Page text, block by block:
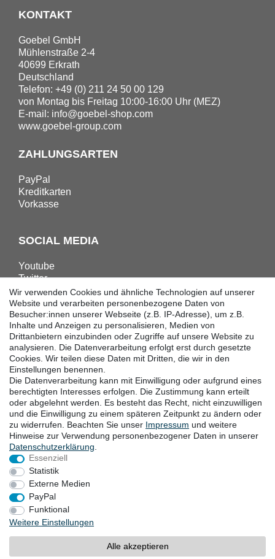
KONTAKT
Goebel GmbH
Mühlenstraße 2-4
40699 Erkrath
Deutschland
Telefon: +49 (0) 211 24 50 00 129
von Montag bis Freitag 10:00-16:00 Uhr (MEZ)
E-mail: info@goebel-shop.com
www.goebel-group.com
ZAHLUNGSARTEN
PayPal
Kreditkarten
Vorkasse
SOCIAL MEDIA
Youtube
Twitter
Linkedin
Facebook
Instagram
DOWNLOADS
Kataloge
Technik
Zertifikate
Studien
Promotion
STANDORTE
Widerrufsrecht
Datenschutzerklärung
Barrierefreiheitserklärung
Wir verwenden Cookies und ähnliche Technologien auf unserer
Website und verarbeiten personenbezogene Daten von
Besucher:innen unserer Webseite (z.B. IP-Adresse), um z.B.
Inhalte und Anzeigen zu personalisieren, Medien von
Drittanbietern einzubinden oder Zugriffe auf unsere Website zu
analysieren. Die Datenverarbeitung erfolgt erst durch gesetzte
Cookies. Wir teilen diese Daten mit Dritten, die wir in den
Einstellungen benennen.
Die Datenverarbeitung kann mit Einwilligung oder aufgrund eines
berechtigten Interesses erfolgen. Die Zustimmung kann erteilt
oder abgelehnt werden. Es besteht das Recht, nicht einzuwilligen
und die Einwilligung zu einem späteren Zeitpunkt zu ändern oder
zu widerrufen. Beachten Sie unser Impressum und weitere
Hinweise zur Verwendung personenbezogener Daten in unserer
Daten­schutz­erklärung
Essenziell
Statistik
Externe Medien
PayPal
Funktional
Weitere Einstellungen
Alle akzeptieren